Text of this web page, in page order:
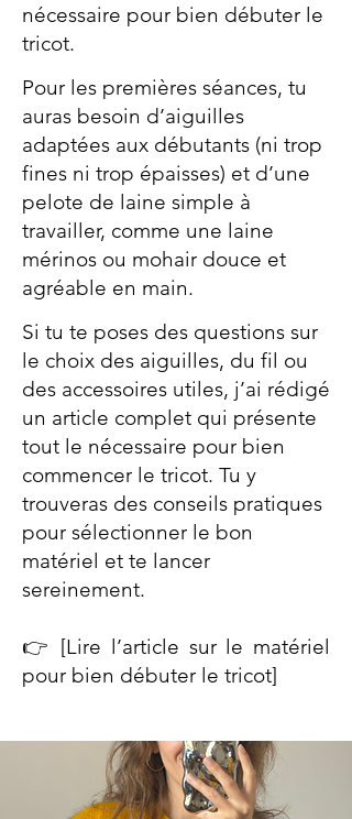
nécessaire pour bien débuter le
tricot.
Pour les premières séances, tu
auras besoin d’aiguilles
adaptées aux débutants (ni trop
fines ni trop épaisses) et d’une
pelote de laine simple à
travailler, comme une laine
mérinos ou mohair douce et
agréable en main.
Si tu te poses des questions sur
le choix des aiguilles, du fil ou
des accessoires utiles, j’ai rédigé
un article complet qui présente
tout le nécessaire pour bien
commencer le tricot. Tu y
trouveras des conseils pratiques
pour sélectionner le bon
matériel et te lancer
sereinement.
👉 [Lire l’article sur le matériel
pour bien débuter le tricot]